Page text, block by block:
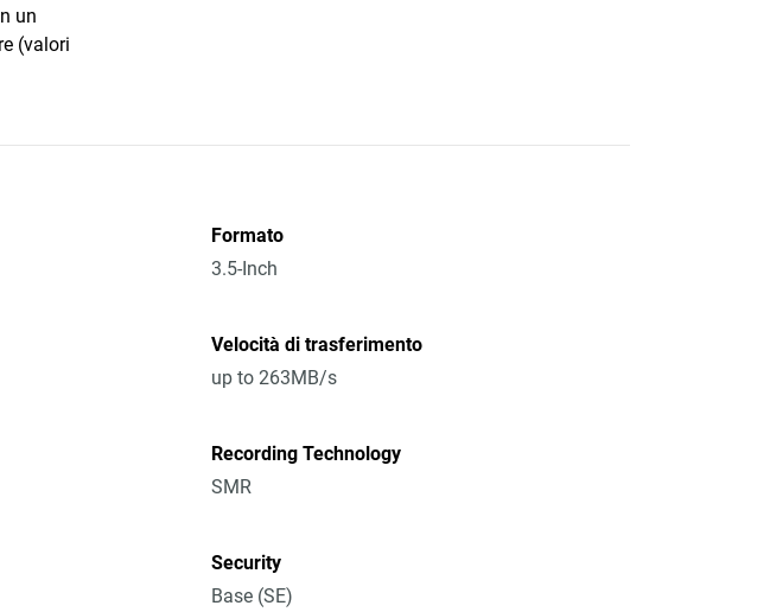
un
(valori
Formato
3.5-Inch
Velocità di trasferimento
up to 263MB/s
Recording Technology
SMR
Security
Base (SE)